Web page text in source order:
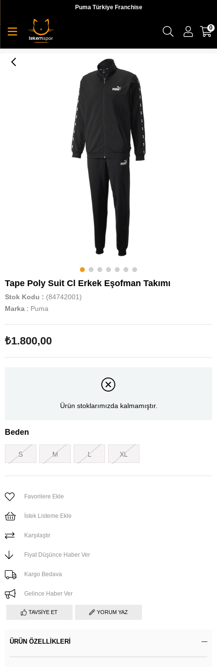
Puma Türkiye Franchise
0
Tape Poly Suit Cl Erkek Eşofman Takımı
Stok Kodu
(84742001)
Marka : Puma
₺1.800,00
Ürün stoklarımızda kalmamıştır.
Beden
S M L XL
Favorilere Ekle
İstek Listeme Ekle
Karşılaştır
Fiyat Düşünce Haber Ver
Kargo Bedava
Gelince Haber Ver
TAVSIYE ET YORUM YAZ
ÜRÜN ÖZELLIKLERI